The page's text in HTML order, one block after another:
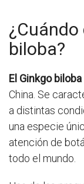
biloba?
El Ginkgo biloba
China. Se
a distintas
una especie
atención de
todo el mundo.